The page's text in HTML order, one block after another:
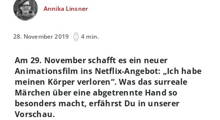
Annika Linsner
28. November 2019 4 min.
Am 29. November schafft es ein neuer
Animationsfilm ins Netflix-Angebot: „Ich habe
meinen Körper verloren“. Was das surreale
Märchen über eine abgetrennte Hand so
besonders macht, erfährst Du in unserer
Vorschau.